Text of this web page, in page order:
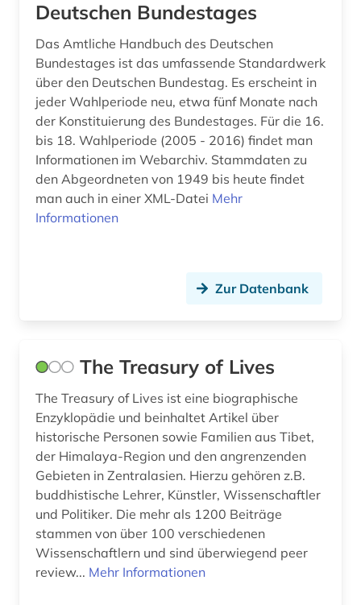
niederlande (4)
niederländisch (1)
nordrhein-westfalen (1)
norwegen (2)
okkupation (1)
pfarrer (1)
physik (1)
picasso (1)
polen (1)
politik (3)
popmusik (2)
portal (2)
Deutschen Bundestages
Das Amtliche Handbuch des Deutschen
Bundestages ist das umfassende Standardwerk
über den Deutschen Bundestag. Es erscheint in
jeder Wahlperiode neu, etwa fünf Monate nach
der Konstituierung des Bundestages. Für die 16.
bis 18. Wahlperiode (2005 - 2016) findet man
Informationen im Webarchiv. Stammdaten zu
den Abgeordneten von 1949 bis heute findet
man auch in einer XML-Datei Mehr
Informationen
Zur Datenbank
The Treasury of Lives
The Treasury of Lives ist eine biographische
Enzyklopädie und beinhaltet Artikel über
historische Personen sowie Familien aus Tibet,
der Himalaya-Region und den angrenzenden
Gebieten in Zentralasien. Hierzu gehören z.B.
buddhistische Lehrer, Künstler, Wissenschaftler
und Politiker. Die mehr als 1200 Beiträge
stammen von über 100 verschiedenen
Wissenschaftlern und sind überwiegend peer
review... Mehr Informationen